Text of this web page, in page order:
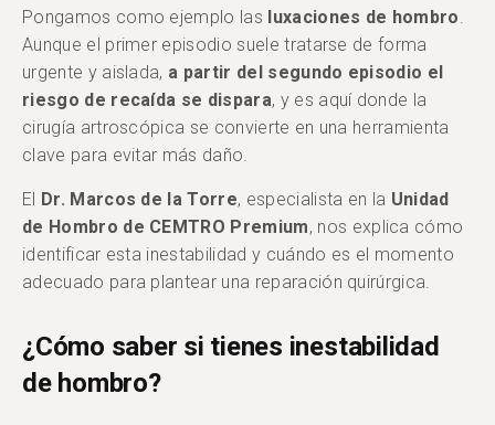
Pongamos como ejemplo las luxaciones de hombro.
Aunque el primer episodio suele tratarse de forma
urgente y aislada, a partir del segundo episodio el
riesgo de recaída se dispara, y es aquí donde la
cirugía artroscópica se convierte en una herramienta
clave para evitar más daño.
El Dr. Marcos de la Torre, especialista en la Unidad
de Hombro de CEMTRO Premium, nos explica cómo
identificar esta inestabilidad y cuándo es el momento
adecuado para plantear una reparación quirúrgica.
¿Cómo saber si tienes inestabilidad
de hombro?